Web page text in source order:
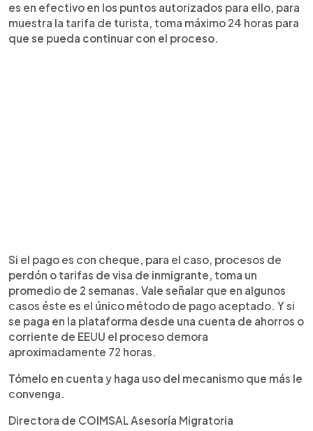
es en efectivo en los puntos autorizados para ello, para
muestra la tarifa de turista, toma máximo 24 horas para
que se pueda continuar con el proceso.
Si el pago es con cheque, para el caso, procesos de
perdón o tarifas de visa de inmigrante, toma un
promedio de 2 semanas. Vale señalar que en algunos
casos éste es el único método de pago aceptado. Y si
se paga en la plataforma desde una cuenta de ahorros o
corriente de EEUU el proceso demora
aproximadamente 72 horas.
Tómelo en cuenta y haga uso del mecanismo que más le
convenga.
Directora de COIMSAL Asesoría Migratoria